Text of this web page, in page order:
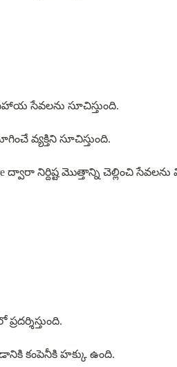
సేవలను సూచిస్తుంది.
వ్యక్తిని సూచిస్తుంది.
కంపెనీకి హక్కు ఉంది.